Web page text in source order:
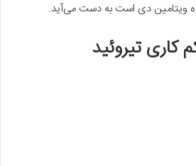
ویتامین دی است به دست می‌آید.
کاری تیروئید